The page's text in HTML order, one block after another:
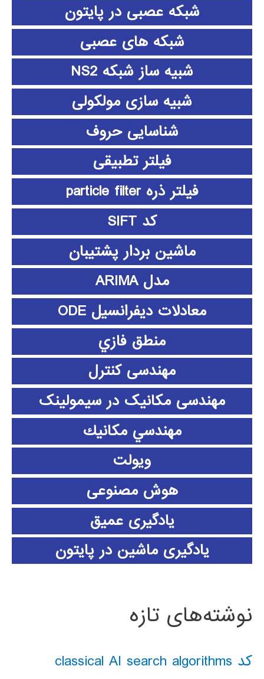
شبکه عصبی در پایتون
شبکه های عصبی
شبیه ساز شبکه NS2
شبیه سازی مولکولی
شناسایی حروف
فیلتر تطبیقی
فیلتر ذره particle filter
کد SIFT
ماشین بردار پشتیبان
مدل ARIMA
معادلات دیفرانسیل ODE
منطق فازي
مهندسی کنترل
مهندسی مکانیک در سیمولینک
مهندسي مكانيك
ویولت
هوش مصنوعی
یادگیری عمیق
یادگیری ماشین در پایتون
نوشته‌های تازه
کد classical AI search algorithms